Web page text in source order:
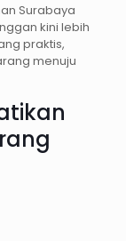
Surabaya
kini lebih
praktis,
menuju